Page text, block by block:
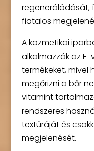
regenerálódását,
fiatalos
A kozmetikai
alkalmazzák az
termékeket,
megőrizni a bőr
vitamint
rendszeres
textúráját és
megjelenését.